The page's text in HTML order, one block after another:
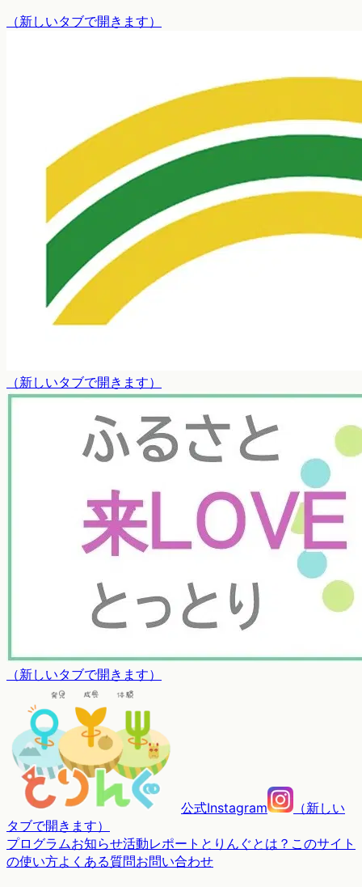
（新しいタブで開きます）
（新しいタブで開きます）
（新しいタブで開きます）
公式Instagram （新しい
タブで開きます）
プログラムお知らせ活動レポート とりんぐとは？ このサイト
の使い方よくある質問お問い合わせ